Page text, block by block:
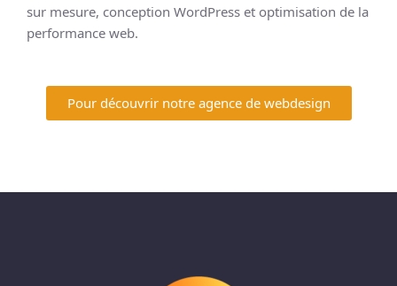
sur mesure, conception WordPress et optimisation de la
performance web.
Pour découvrir notre agence de webdesign